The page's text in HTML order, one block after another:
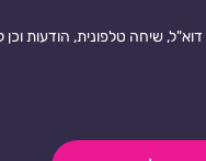
שיחה טלפונית, הודעות וכן